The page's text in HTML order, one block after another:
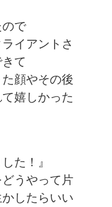
で
イアントさ
て
顔やその後
嬉しかった
た！』
どうやって片
したらいい